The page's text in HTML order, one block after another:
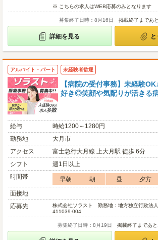
※ こちらの求人はWEB応募のみとなります
募集終了日時：8月16日 掲載終了まであ
詳細を見る
アルバイト・パート 未経験者歓迎
【病院の受付事務】未経験
好き◎笑顔や気配りが活きる
給与
時給1200～1280円
勤務地
大月市
アクセス
富士急行大月線 上大月駅 徒歩 6分
シフト
週1日以上
時間帯
早朝 朝 昼 夕方
面接地
応募先
株式会社ソラスト 勤務地：地方独立行政法
411039-004
募集終了日時：8月19日 掲載終了まであと